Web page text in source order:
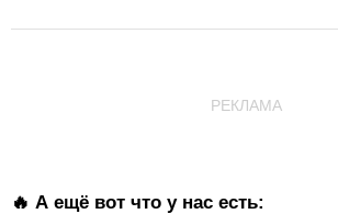
РЕКЛАМА
🔥 А ещё вот что у нас есть: